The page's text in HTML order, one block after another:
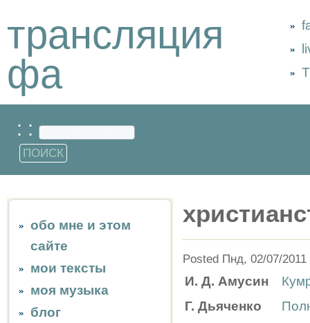
трансляция
фа
: :
обо мне и этом
сайте
мои тексты
моя музыка
блог
Posted Пнд, 02/07/
И. Д. Амусин
Г. Дьяченко